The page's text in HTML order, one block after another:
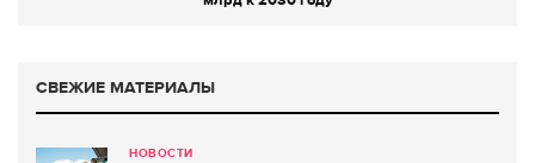
СВЕЖИЕ МАТЕРИАЛЫ
НОВОСТИ